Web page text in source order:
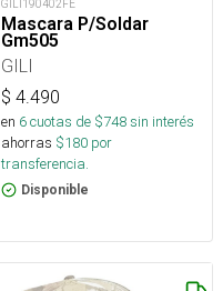
GILI190402FE
Mascara P/Soldar
Gm505
GILI
$ 4.490
en 6cuotas de $748sin interés
ahorras $180 por
transferencia.
Disponible